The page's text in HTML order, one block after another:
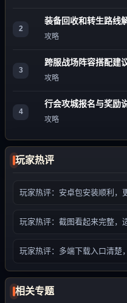
2
装备回收和转生路线
攻略
3
跨服战场阵容搭配建
攻略
4
行会攻城报名与奖励
攻略
玩家热评
玩家热评：安卓包安装顺利，
玩家热评：截图看起来完整，
玩家热评：多端下载入口清楚
相关专题